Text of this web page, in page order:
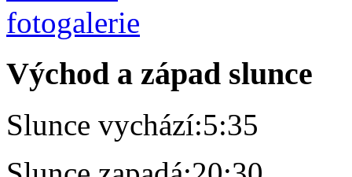
Východ a západ slunce
Slunce vychází:5:35